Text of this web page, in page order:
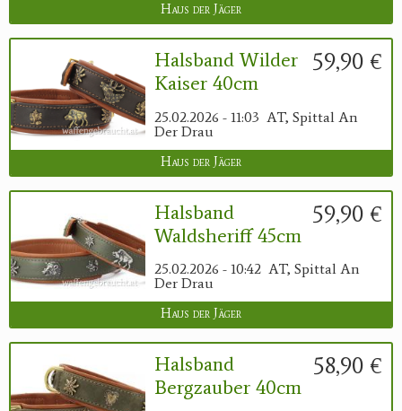
Haus der Jäger
59,90 €
Halsband Wilder
Kaiser 40cm
25.02.2026 - 11:03 AT, Spittal An
Der Drau
Haus der Jäger
59,90 €
Halsband
Waldsheriff 45cm
25.02.2026 - 10:42 AT, Spittal An
Der Drau
Haus der Jäger
58,90 €
Halsband
Bergzauber 40cm